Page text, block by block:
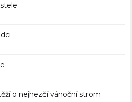
o nejhezčí vánoční strom